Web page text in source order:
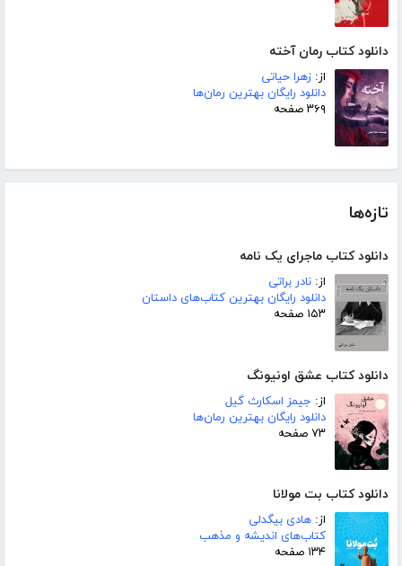
دانلود کتاب رمان آخته
از: زهرا حیاتی
دانلود رایگان بهترین رمان‌ها
۳۶۹ صفحه
تازه‌ها
دانلود کتاب ماجرای یک نامه
از: نادر براتی
دانلود رایگان بهترین کتاب‌های داستان
۱۵۳ صفحه
دانلود کتاب عشق اونیونگ
از: جیمز اسکارث گیل
دانلود رایگان بهترین رمان‌ها
۷۳ صفحه
دانلود کتاب بت مولانا
از: هادی بیگدلی
کتاب‌های اندیشه و مذهب
۱۳۴ صفحه